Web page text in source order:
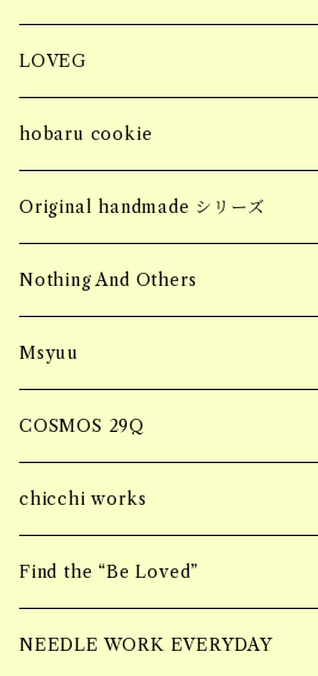
BIG HAIR CLAW 大きいヘアクロー
MINI HAIR CLAW 小さいヘアクロー
Barrette バレッタ
ornament オーナメント
earring
bracelet
tops
bottoms
Candle
Fragrance Pouch
socks
soy meat gift pack
ブロックタイプ
フィレタイプ
コッドシートBOX
Sサイズ
Mサイズ
コッドシートTRAY
MASK CODE
パーソナルエフェクトBAG
マルシェBAG
ブランケット巾着BAG
ブランケットケースBAG
ニーハイBAG
ショルダーBAG
LOVEG
soy meat gift pack
ブロックタイプ
フィレタイプ
seasonning sauce
HERB & SPICE
hobaru cookie
hobaru アソート
マンゴーグラノーラ
Original handmade シリーズ
Handmade pierce
Nothing And Others
Accessory
Bangle
Bracelet
Msyuu
ring
piercing
Bracelet
Earring
COSMOS 29Q
chicchi works
Find the “Be Loved”
wall hangging vase
NEEDLE WORK EVERYDAY